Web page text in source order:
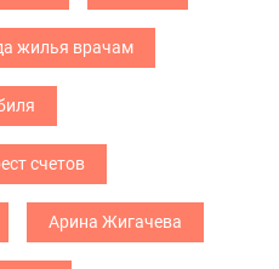
жилья врачам
счетов
Арина Жигачева